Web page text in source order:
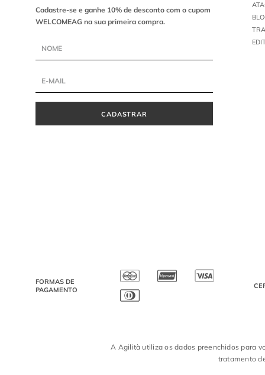
Cadastre-se e ganhe 10% de desconto com o cupom
WELCOMEAG na sua primeira compra.
CADASTRAR
FORMAS DE
PAGAMENTO
A Agilità utiliza os dados preenchidos para
tratamento